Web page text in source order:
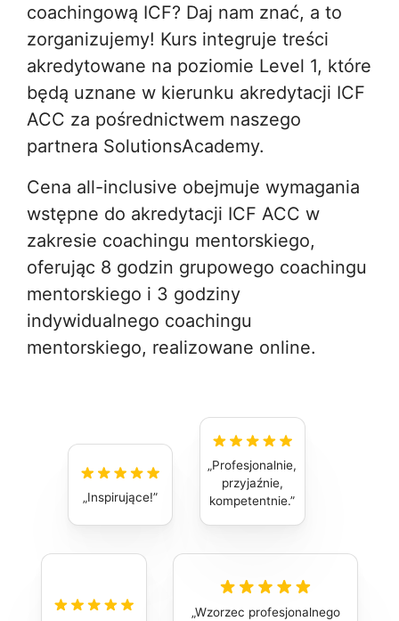
coachingową ICF? Daj nam znać, a to
zorganizujemy! Kurs integruje treści
akredytowane na poziomie Level 1, które
będą uznane w kierunku akredytacji ICF
ACC za pośrednictwem naszego
partnera SolutionsAcademy.
Cena all-inclusive obejmuje wymagania
wstępne do akredytacji ICF ACC w
zakresie coachingu mentorskiego,
oferując 8 godzin grupowego coachingu
mentorskiego i 3 godziny
indywidualnego coachingu
mentorskiego, realizowane online.
Inspirujące!
Wzorzec profesjonalnego
Profesjonalnie,
przyjaźnie,
kompetentnie.